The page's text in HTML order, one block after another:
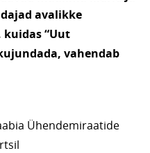
avalikke
“Uut
vahendab
Ühendemiraatide